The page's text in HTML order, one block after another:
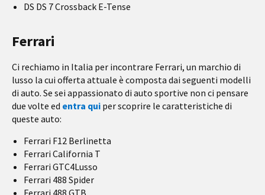
DS DS 7 Crossback E-Tense
Ferrari
Ci rechiamo in Italia per incontrare Ferrari, un marchio di
lusso la cui offerta attuale è composta dai seguenti modelli
di auto. Se sei appassionato di auto sportive non ci pensare
due volte ed entra qui per scoprire le caratteristiche di
queste auto:
Ferrari F12 Berlinetta
Ferrari California T
Ferrari GTC4Lusso
Ferrari 488 Spider
Ferrari 488 GTB